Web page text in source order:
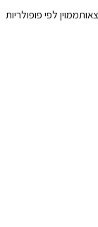
ממוין לפי פופולריות